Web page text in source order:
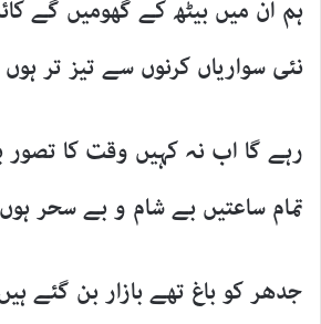
ہم ان میں بیٹھ کے گھومیں گے
نئی سواریاں کرنوں سے تیز تر
رہے گا اب نہ کہیں وقت کا تصور
تمام ساعتیں بے شام و بے سحر
جدھر کو باغ تھے بازار بن گئے